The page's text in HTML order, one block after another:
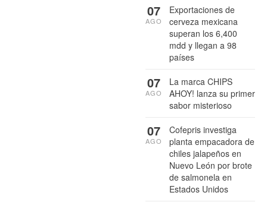
Exportaciones de
cerveza mexicana
superan los 6,400
mdd y llegan a 98
países
07
AGO
La marca CHIPS
AHOY! lanza su primer
sabor misterioso
07
AGO
Cofepris investiga
planta empacadora de
chiles jalapeños en
Nuevo León por brote
de salmonela en
Estados Unidos
07
AGO